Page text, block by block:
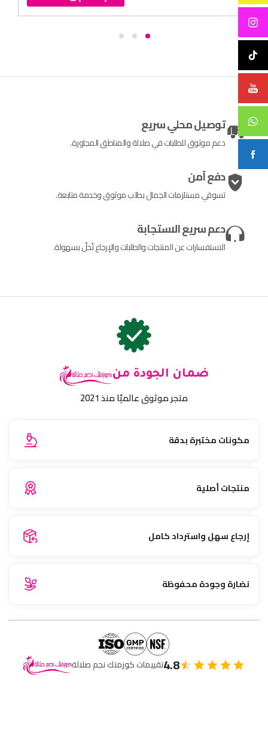
توصيل محلي سريع
دعم موثوق للطلبات في صلالة والمناطق المجاورة.
دفع آمن
تسوقي مستلزمات الجمال بطلب موثوق وخدمة متابعة.
دعم سريع الاستجابة
الاستفسارات عن المنتجات والطلبات والإرجاع تُحلّ بسهولة.
ضمان الجودة من
متجر موثوق عالميًا منذ 2021
مكونات مختبرة بدقة
منتجات أصلية
إرجاع سهل واسترداد كامل
نضارة وجودة محفوظة
4.8تقييمات كوزمتك نجم صلالة